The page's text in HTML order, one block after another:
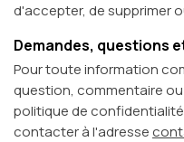
d'accepter, de supprimer
Demandes, questions
Pour toute information
question, commentaire
politique de
contacter à l'adresse